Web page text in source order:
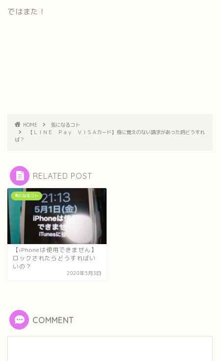
ではまた！
HOME
気になるコト
【ＬＩＮＥ Ｐａｙ ＶＩＳＡカード】身に覚えのない請求があった時どうすれ
ば？
RELATED POST
気になるコト
【iPhoneは使用できません】
ロックされたらどうすればい
いの？
2020年5月3日
COMMENT